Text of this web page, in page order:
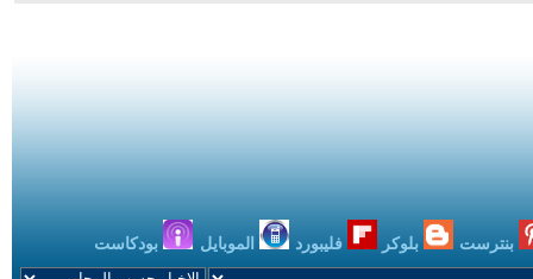
بنترست بلوكر فليبورد الموبايل بودكاست